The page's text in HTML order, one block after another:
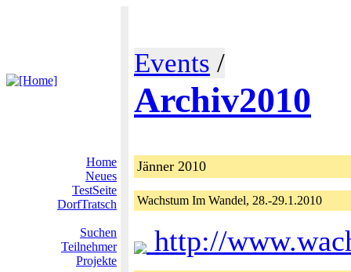
Events /
Archiv2010
Home
Neues
TestSeite
DorfTratsch
Suchen
Teilnehmer
Projekte
Jänner 2010
Wachstum Im Wandel, 28.-29.1.2010
http://